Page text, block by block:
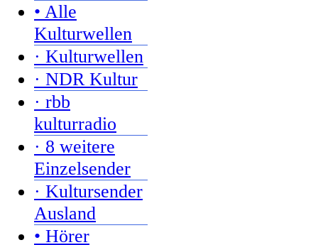
• Alle
Kulturwellen
· Kulturwellen
· NDR Kultur
· rbb
kulturradio
· 8 weitere
Einzelsender
· Kultursender
Ausland
• Hörer